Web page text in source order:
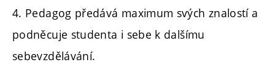
4. Pedagog předává maximum svých znalostí a
podněcuje studenta i sebe k dalšímu
sebevzdělávání.